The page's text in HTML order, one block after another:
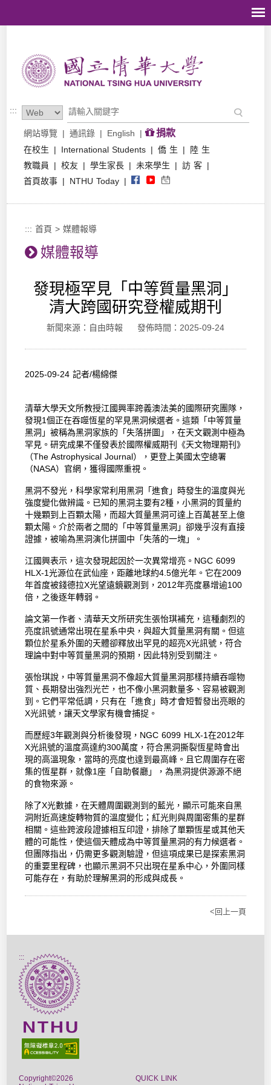
:::
網站導覽 | 通訊錄 | English | 捐款
在校生 | International Students | 僑 生 |
陸 生
教職員
| 校友 | 學生家長 | 未來學生 | 訪 客 |
首頁故事 | NTHU Today |
::: 首頁 >媒體報導
媒體報導
發現極罕見「中等質量黑洞」
清大跨國研究登權威期刊
新聞來源：自由時報 發佈時間：2025-09-24
2025-09-24 記者/楊綿傑
清華大學天文所教授江國興率跨義澳法美的國際研究團隊，
發現1個正在吞噬恆星的罕見黑洞候選者。這類「中等質量
黑洞」被稱為黑洞家族的「失落拼圖」，在天文觀測中極為
罕見。研究成果不僅發表於國際權威期刊《天文物理期刊》
（The Astrophysical Journal），更登上美國太空總署
（NASA）官網，獲得國際重視。
黑洞不發光，科學家常利用黑洞「進食」時發生的溫度與光
強度變化做辨識。已知的黑洞主要有2種，小黑洞的質量約
十幾顆到上百顆太陽，而超大質量黑洞可達上百萬甚至上億
顆太陽。介於兩者之間的「中等質量黑洞」卻幾乎沒有直接
證據，被喻為黑洞演化拼圖中「失落的一塊」。
江國興表示，這次發現起因於一次異常增亮。NGC 6099
HLX-1光源位在武仙座，距離地球約4.5億光年。它在2009
年首度被錢德拉X光望遠鏡觀測到，2012年亮度暴增逾100
倍，之後逐年轉弱。
論文第一作者、清華天文所研究生張怡琪補充，這種劇烈的
亮度訊號通常出現在星系中央，與超大質量黑洞有關。但這
顆位於星系外圍的天體卻釋放出罕見的超亮X光訊號，符合
理論中對中等質量黑洞的預期，因此特別受到關注。
張怡琪說，中等質量黑洞不像超大質量黑洞那樣持續吞噬物
質、長期發出強烈光芒，也不像小黑洞數量多、容易被觀測
到。它們平常低調，只有在「進食」時才會短暫發出亮眼的
X光訊號，讓天文學家有機會捕捉。
而歷經3年觀測與分析後發現，NGC 6099 HLX-1在2012年
X光訊號的溫度高達約300萬度，符合黑洞撕裂恆星時會出
現的高溫現象，當時的亮度也達到最高峰。且它周圍存在密
集的恆星群，就像1座「自助餐廳」，為黑洞提供源源不絕
的食物來源。
除了X光數據，在天體周圍觀測到的藍光，顯示可能來自黑
洞附近高速旋轉物質的溫度變化；紅光則與周圍密集的星群
相關。這些跨波段證據相互印證，排除了單顆恆星或其他天
體的可能性，使這個天體成為中等質量黑洞的有力候選者。
但團隊指出，仍需更多觀測驗證，但這項成果已是探索黑洞
的重要里程碑，也顯示黑洞不只出現在星系中心，外圍同樣
可能存在，有助於理解黑洞的形成與成長。
<回上一頁
:::
Copyright©2026
QUICK LINK